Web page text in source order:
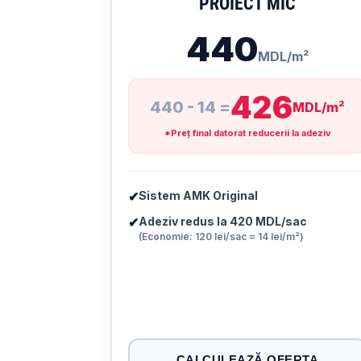
440MDL/m²
440 - 14 =426MDL/m²
*Preț final datorat reducerii la adeziv
✔Sistem AMK Original
✔Adeziv redus la 420 MDL/sac
(Economie: 120 lei/sac = 14 lei/m²)